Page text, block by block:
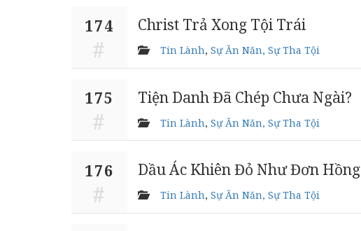
174 Christ Trả Xong Tội Trái
Tin Lành, Sự Ăn Năn, Sự Tha Tội
175 Tiện Danh Đã Chép Chưa Ngài?
Tin Lành, Sự Ăn Năn, Sự Tha Tội
176 Dầu Ác Khiên Đỏ Như Đơn Hồng
Tin Lành, Sự Ăn Năn, Sự Tha Tội